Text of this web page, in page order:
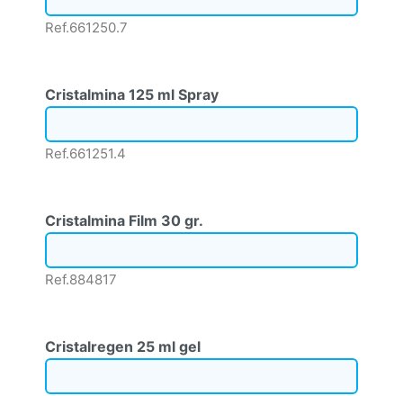
Ref.661250.7
Cristalmina 125 ml Spray
Ref.661251.4
Cristalmina Film 30 gr.
Ref.884817
Cristalregen 25 ml gel